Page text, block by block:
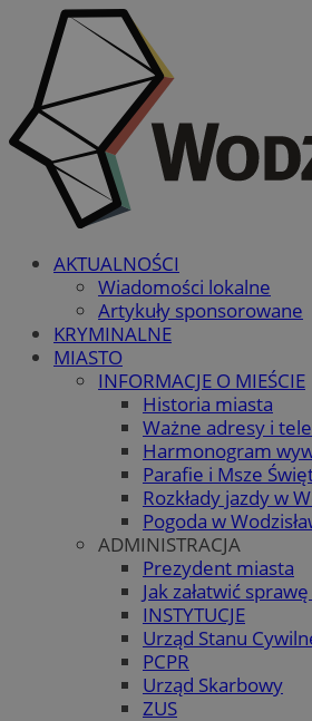
AKTUALNOŚCI
Wiadomości lokalne
Artykuły sponsorowane
KRYMINALNE
MIASTO
INFORMACJE O MIEŚCIE
Historia miasta
Ważne adresy i
Harmonogram
Parafie i Msze
Rozkłady jazdy w
Pogoda w
ADMINISTRACJA
Prezydent miasta
Jak załatwić
INSTYTUCJE
Urząd Stanu
PCPR
Urząd Skarbowy
ZUS